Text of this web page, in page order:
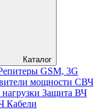
Каталог
GSM, 3G
мощности СВЧ
Защита ВЧ
Кабели